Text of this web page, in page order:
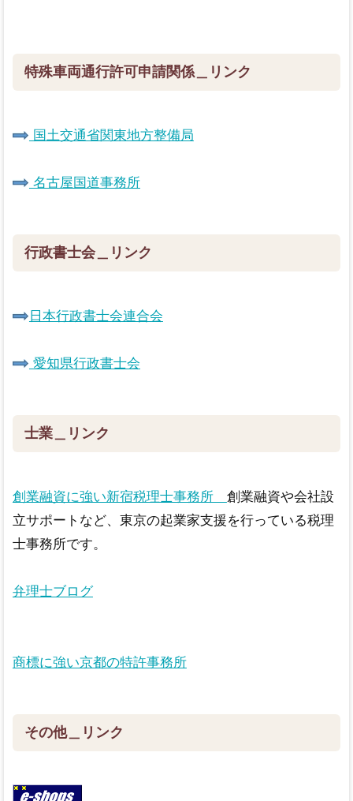
特殊車両通行許可申請関係＿リンク
国土交通省関東地方整備局
名古屋国道事務所
行政書士会＿リンク
日本行政書士会連合会
愛知県行政書士会
士業＿リンク
創業融資に強い新宿税理士事務所 創業融資や会社設
立サポートなど、東京の起業家支援を行っている税理
士事務所です。
弁理士ブログ
商標に強い京都の特許事務所
その他＿リンク